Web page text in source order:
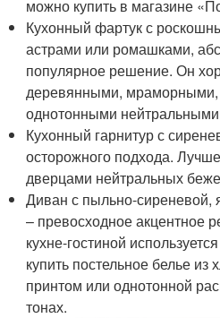
можно купить в магазине
Кухонный фартук с
астрами или ромашками,
популярное решение. Он
деревянными, мраморными,
однотонными
Кухонный гарнитур с
осторожного подхода.
дверцами нейтральных
Диван с пыльно-сиреневой,
– превосходное акцентное
кухне-гостиной
купить постельное белье из
принтом или однотонной
тонах.